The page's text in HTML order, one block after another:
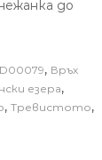
до
, Връх
езера,
, Тревистото,